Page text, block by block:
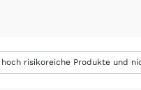
risikoreiche Produkte und